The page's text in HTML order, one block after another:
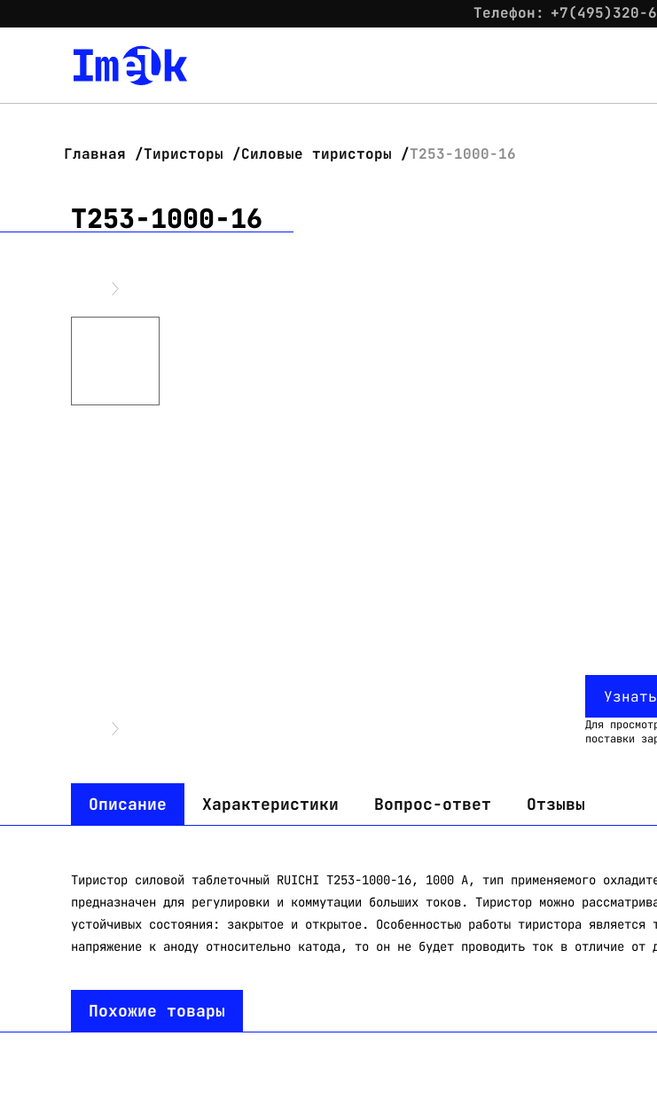
Телефон: +7(495)320-
Главная Тиристоры Силовые тиристоры Т253-1000-16
Т253-1000-16
Для
поставки
Описание Характеристики Вопрос-ответ Отзывы
Тиристор силовой таблеточный RUICHI Т253-1000-16, 1000 А, тип применяемого
предназначен для регулировки и коммутации больших токов. Тиристор можно
устойчивых состояния: закрытое и открытое. Особенностью работы тиристора
напряжение к аноду относительно катода, то он не будет проводить ток в отличие от
Похожие товары